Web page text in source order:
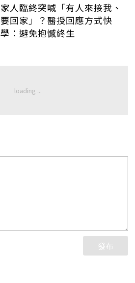
家人臨終突喊「有人來接我、
要回家」？醫授回應方式快
學：避免抱憾終生
發布